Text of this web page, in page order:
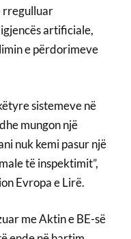
rregulluar
artificiale,
e përdorimeve
sistemeve në
mungon një
nuk kemi pasur një
të inspektimit”,
Evropa e Lirë.
me Aktin e BE-së